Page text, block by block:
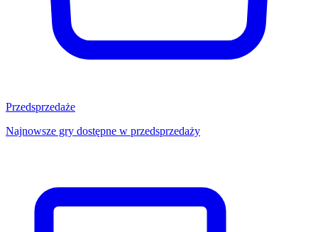
Przedsprzedaże
Najnowsze gry dostępne w przedsprzedaży